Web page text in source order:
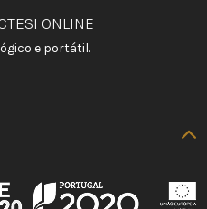
ONLINE
e portátil.